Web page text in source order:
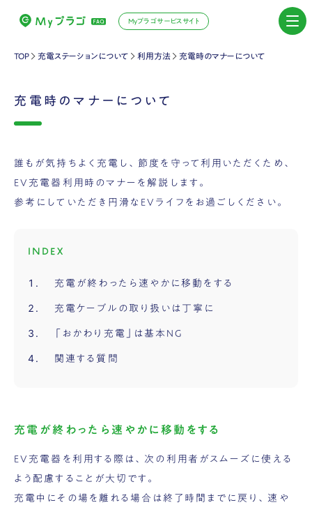
Myプラゴサービスサイト
TOP 充電ステーションについて 利用方法 充電時のマナーについて
充電時のマナーについて
誰もが気持ちよく充電し、節度を守って利用いただくため、
EV充電器利用時のマナーを解説します。
参考にしていただき円滑なEVライフをお過ごしください。
INDEX
充電が終わったら速やかに移動をする
充電ケーブルの取り扱いは丁寧に
「おかわり充電」は基本NG
関連する質問
充電が終わったら速やかに移動をする
EV充電器を利用する際は、次の利用者がスムーズに使える
よう配慮することが大切です。
充電中にその場を離れる場合は終了時間までに戻り、速や